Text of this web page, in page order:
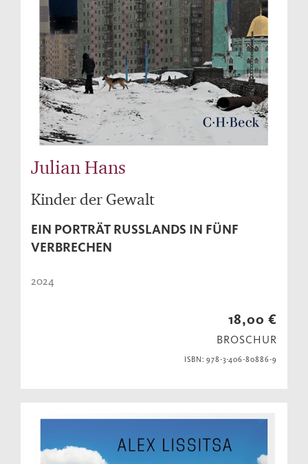
Julian Hans
Kinder der Gewalt
EIN PORTRÄT RUSSLANDS IN FÜNF
VERBRECHEN
2024
18,00 €
BROSCHUR
ISBN: 978-3-406-80886-9